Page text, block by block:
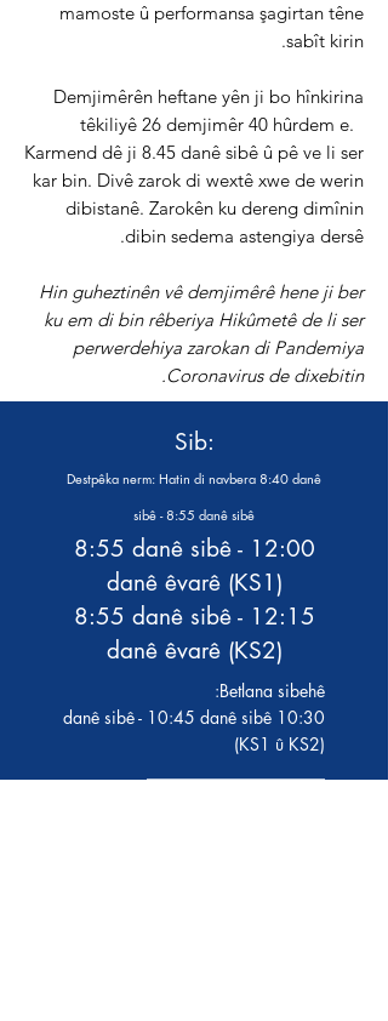
mamoste û performansa şagirtan têne
sabît kirin.
Demjimêrên heftane yên ji bo hînkirina
têkiliyê 26 demjimêr 40 hûrdem e.
Karmend dê ji 8.45 danê sibê û pê ve li ser
kar bin. Divê zarok di wextê xwe de werin
dibistanê. Zarokên ku dereng dimînin
dibin sedema astengiya dersê.
Hin guheztinên vê demjimêrê hene ji ber
ku em di bin rêberiya Hikûmetê de li ser
perwerdehiya zarokan di Pandemiya
Coronavirus de dixebitin.
Sib:
Destpêka nerm: Hatin di navbera 8:40 danê
sibê - 8:55 danê sibê
8:55 danê sibê - 12:00
danê êvarê (KS1)
8:55 danê sibê - 12:15
danê êvarê (KS2)
Betlana sibehê:
10:30 danê sibê - 10:45 danê sibê
(KS1 û KS2)